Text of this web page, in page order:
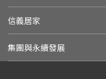
信義居家
集團與永續發展